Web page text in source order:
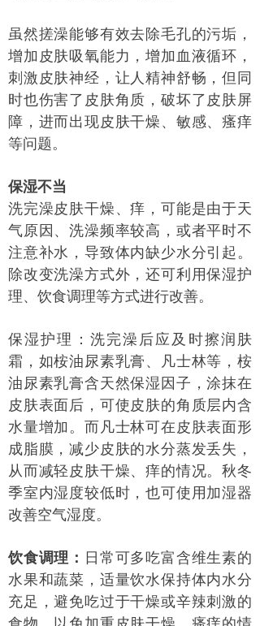
虽然搓澡能够有效去除毛孔的污垢，
增加皮肤吸氧能力，增加血液循环，
刺激皮肤神经，让人精神舒畅，但同
时也伤害了皮肤角质，破坏了皮肤屏
障，进而出现皮肤干燥、敏感、瘙痒
等问题。
保湿不当
洗完澡皮肤干燥、痒，可能是由于天
气原因、洗澡频率较高，或者平时不
注意补水，导致体内缺少水分引起。
除改变洗澡方式外，还可利用保湿护
理、饮食调理等方式进行改善。
保湿护理：洗完澡后应及时擦润肤
霜，如桉油尿素乳膏、凡士林等，桉
油尿素乳膏含天然保湿因子，涂抹在
皮肤表面后，可使皮肤的角质层内含
水量增加。而凡士林可在皮肤表面形
成脂膜，减少皮肤的水分蒸发丢失，
从而减轻皮肤干燥、痒的情况。秋冬
季室内湿度较低时，也可使用加湿器
改善空气湿度。
饮食调理： 日常可多吃富含维生素的
水果和蔬菜，适量饮水保持体内水分
充足，避免吃过于干燥或辛辣刺激的